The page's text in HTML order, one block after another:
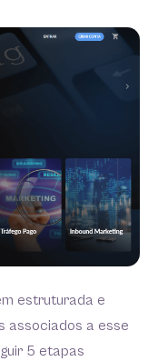
estruturada e
associados a esse
5 etapas